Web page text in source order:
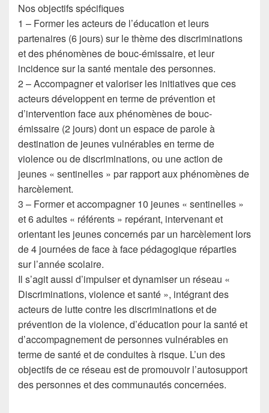
Nos objectifs spécifiques
1 – Former les acteurs de l’éducation et leurs
partenaires (6 jours) sur le thème des discriminations
et des phénomènes de bouc-émissaire, et leur
incidence sur la santé mentale des personnes.
2 – Accompagner et valoriser les initiatives que ces
acteurs développent en terme de prévention et
d’intervention face aux phénomènes de bouc-
émissaire (2 jours) dont un espace de parole à
destination de jeunes vulnérables en terme de
violence ou de discriminations, ou une action de
jeunes « sentinelles » par rapport aux phénomènes de
harcèlement.
3 – Former et accompagner 10 jeunes « sentinelles »
et 6 adultes « référents » repérant, intervenant et
orientant les jeunes concernés par un harcèlement lors
de 4 journées de face à face pédagogique réparties
sur l’année scolaire.
Il s’agit aussi d’impulser et dynamiser un réseau «
Discriminations, violence et santé », intégrant des
acteurs de lutte contre les discriminations et de
prévention de la violence, d’éducation pour la santé et
d’accompagnement de personnes vulnérables en
terme de santé et de conduites à risque. L’un des
objectifs de ce réseau est de promouvoir l’autosupport
des personnes et des communautés concernées.